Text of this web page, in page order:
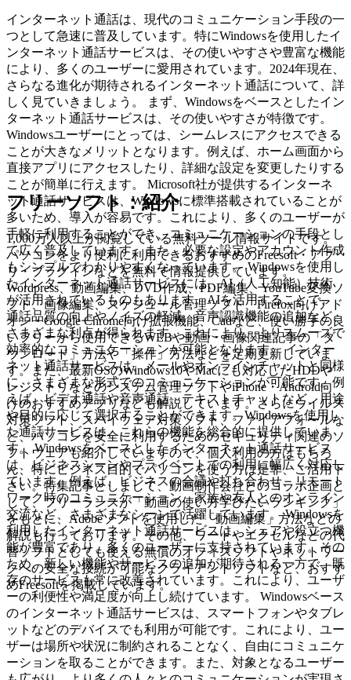
インターネット通話は、現代のコミュニケーション手段の一
つとして急速に普及しています。特にWindowsを使用したイ
ンターネット通話サービスは、その使いやすさや豊富な機能
により、多くのユーザーに愛用されています。2024年現在、
さらなる進化が期待されるインターネット通話について、詳
しく見ていきましょう。 まず、Windowsをベースとしたイン
ターネット通話サービスは、その使いやすさが特徴です。
Windowsユーザーにとっては、シームレスにアクセスできる
ことが大きなメリットとなります。例えば、ホーム画面から
直接アプリにアクセスしたり、詳細な設定を変更したりする
ことが簡単に行えます。 Microsoft社が提供するインターネ
ット通話サービスは、Windowsに標準搭載されていることが
多いため、導入が容易です。これにより、多くのユーザーが
手軽に利用することができ、コミュニケーションの手段とし
て広く普及しています。また、必要な設定やアカウント作成
もシンプルでわかりやすくなっています。 Windowsを使用し
たインターネット通話サービスには、AI（人工知能）技術
が活用されているものもあります。AIを活用することで、
通話品質の向上やノイズの軽減、音声認識機能の追加など、
さまざまな利点が得られます。これにより、よりスムーズで
効率的なコミュニケーションが可能となります。 インター
ネット通話サービスは、メールやオンラインチャットと同様
に、さまざまな形式でのコミュニケーションが可能です。例
えば、ビデオ通話や音声通話、テキストチャットなど、用途
や目的に応じて選択することができます。Windowsを使用し
た通話サービスは、これらの機能を総合的に提供していま
す。 Windowsをベースとしたインターネット通話サービス
は、ビジネスシーンやプライベートでの利用に幅広く対応し
ています。例えば、ビジネスの会議や打ち合わせ、リモート
ワーク時のコミュニケーション、家族や友人とのオンライン
交流など、さまざまなシーンで活躍しています。 Windowsを
利用したインターネット通話サービスは、シェアや役立つ機
能が豊富であり、多くのユーザーに支持されています。その
ため、新しい機能やサービスの追加が期待される一方で、既
存のサービスも常に改善されています。これにより、ユーザ
ーの利便性や満足度が向上し続けています。 Windowsベース
のインターネット通話サービスは、スマートフォンやタブレ
ットなどのデバイスでも利用が可能です。これにより、ユー
ザーは場所や状況に制約されることなく、自由にコミュニケ
ーションを取ることができます。また、対象となるユーザー
フリーソフト：紹介
1,000万人以上が閲覧している無料ツール情報サイトです。
パソコンをより便利に利用できるおすすめのFreesoft・アプ
リ・プラグインなどを無料で情報提供しています。
Wordpress、動画編集、DVD作成、PDF編集、YouTube変換ソ
フト、画像編集、スケジュール管理ソフト、Firefox向けアド
オン・Google Chrome向け拡張機能、Cadなど、使い勝手の良
いフリーから使用できるWEBや動画・画像関連記事の「ダ
ウンロード」方法や「操作」方法などを定期更新していま
す。また、最新OSのWindows10やMacにも対応したHDDや
レジストリなどのシステム管理ソフトやiPhone・Android向
けのおすすめアプリなども解説しています。さらにウイルス
対策ソフト、スパイウェア対策ソフト、ファイアフォールな
ど、パソコンを安全に利用するためのセキュリティ関連のソ
フトウェアも紹介していますので、個人利用の方はもちろ
ん、特にビジネス目的でパソコンを使う方は是非、ご活用下
さい。特集記事としまして、動画制作会社とのコラボ企画と
して、フリーランスが「動画の使い方学びたいランキング」
をもとに、Adobeソフトを使用した「動画編集」方法などの
解説も行っております。その他、ワードやエクセルなどの代
替ソフトとしても使える無償のオフィスソフトやネットワー
クへの安全な接続が可能なクライアントソフトなど、おすす
めFreesoftを掲載しています。